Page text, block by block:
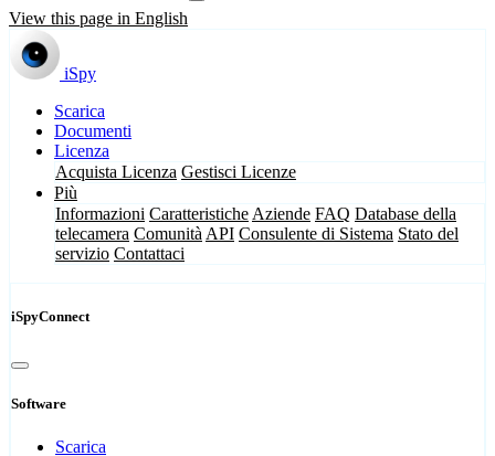
View this page in English
iSpy
Scarica
Documenti
Licenza
Acquista Licenza Gestisci Licenze
Più
Informazioni Caratteristiche Aziende FAQ Database della
telecamera Comunità API Consulente di Sistema Stato del
servizio Contattaci
iSpyConnect
Software
Scarica